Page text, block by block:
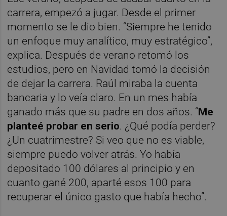
carrera, empezó a jugar. Desde el primer
momento se le dio bien. “Siempre he tenido
un enfoque muy analítico, muy estratégico”,
explica. Después de verano retomó los
estudios, pero en Navidad tomó la decisión
de dejar la carrera. Raúl miraba la cuenta
bancaria y lo veía claro. En un mes había
ganado más que su padre en dos años. “Me
planteé probar en serio. ¿Qué podía perder?
¿Un cuatrimestre? Si veo que no es viable,
siempre puedo volver atrás. Yo había
depositado 100 dólares al principio y en
cuanto gané 200, aparté esos 100 para
recuperar el único gasto que había hecho”.